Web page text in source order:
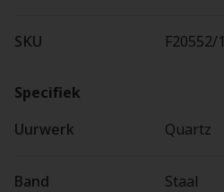
SKU F20552/1
Specifiek
Uurwerk
Quartz
Band Staal